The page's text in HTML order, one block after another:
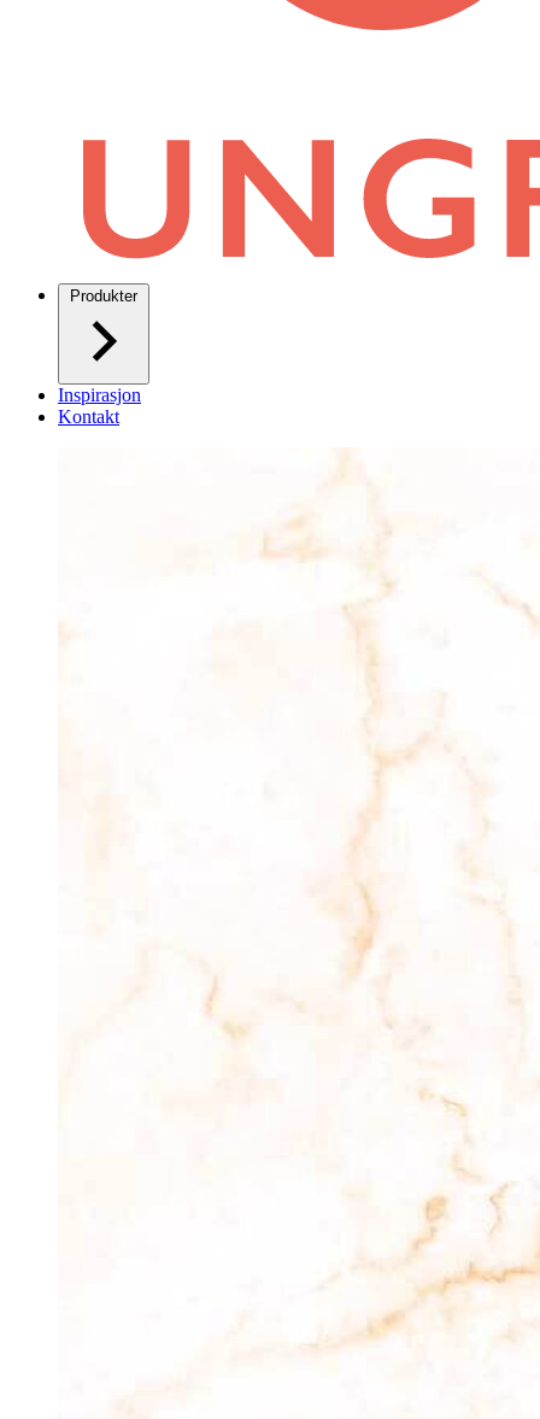
Produkter
Inspirasjon
Kontakt